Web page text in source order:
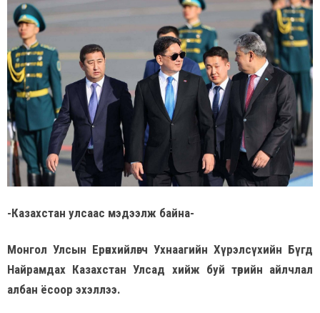
-Казахстан улсаас мэдээлж байна-
Монгол Улсын Ерөнхийлөгч Ухнаагийн Хүрэлсүхийн Бүгд
Найрамдах Казахстан Улсад хийж буй төрийн айлчлал
албан ёсоор эхэллээ.